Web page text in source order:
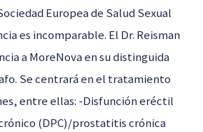
Europea de Salud Sexual
es incomparable. El Dr. Reisman
a MoreNova en su distinguida
Se centrará en el tratamiento
entre ellas: -Disfunción eréctil
(DPC)/prostatitis crónica